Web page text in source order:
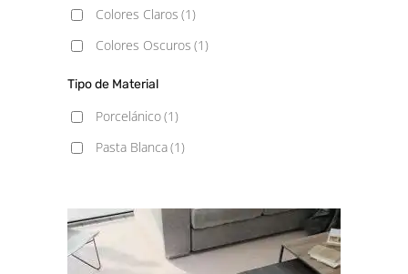
Colores Claros (1)
Colores Oscuros (1)
Tipo de Material
Porcelánico(1)
Pasta Blanca(1)